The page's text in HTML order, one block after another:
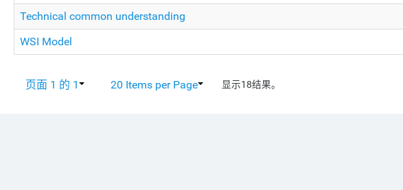
Technical common understanding
WSI Model
页面 1 的 1 20 Items per Page 显示18结果。